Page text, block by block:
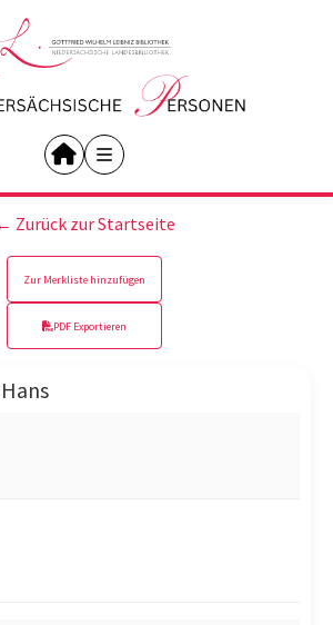
Zurück zur Startseite
Zur Merkliste hinzufügen
PDF Exportieren